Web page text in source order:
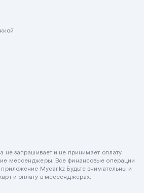
не запрашивает и не принимает оплату
мессенджеры. Все финансовые операции
приложение Mycar.kz Будьте внимательны и
и оплату в мессенджерах.